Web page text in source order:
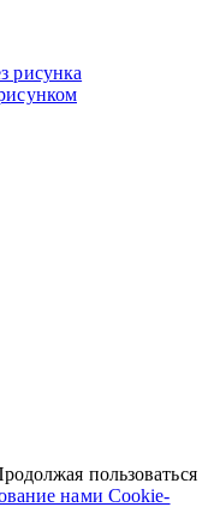
рисунка
пользоваться
нами Cookie-